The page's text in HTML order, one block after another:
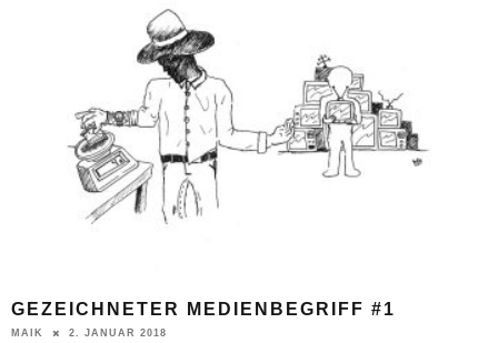
GEZEICHNETER MEDIENBEGRIFF #1
MAIK 2. JANUAR 2018